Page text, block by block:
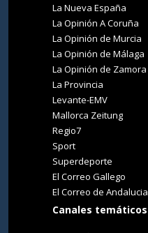
La Nueva España
La Opinión A Coruña
La Opinión de Murcia
La Opinión de Málaga
La Opinión de Zamora
La Provincia
Levante-EMV
Mallorca Zeitung
Regio7
Sport
Superdeporte
El Correo Gallego
El Correo de Andalucia
Canales temáticos